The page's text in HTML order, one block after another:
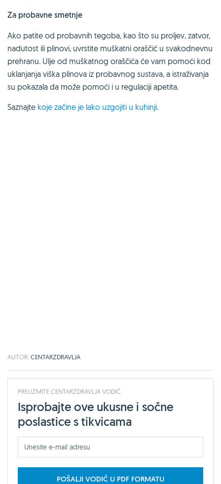
Za probavne smetnje
Ako patite od probavnih tegoba, kao što su proljev, zatvor,
nadutost ili plinovi, uvrstite muškatni oraščić u svakodnevnu
prehranu. Ulje od muškatnog oraščića će vam pomoći kod
uklanjanja viška plinova iz probavnog sustava, a istraživanja
su pokazala da može pomoći i u regulaciji apetita.
Saznajte koje začine je lako uzgojiti u kuhinji.
AUTOR: CENTARZDRAVLJA
PREUZMITE CENTARZDRAVLJA VODIČ
Isprobajte ove ukusne i sočne
poslastice s tikvicama
POŠALJI VODIČ U PDF FORMATU